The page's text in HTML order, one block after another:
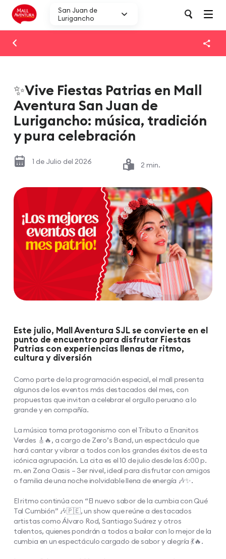
San Juan de
Lurigancho
✨Vive Fiestas Patrias en Mall
Aventura San Juan de
Lurigancho: música, tradición
y pura celebración​
1 de Julio del 2026 2 min.
Este julio, Mall Aventura SJL se convierte en el
punto de encuentro para disfrutar Fiestas
Patrias con experiencias llenas de ritmo,
cultura y diversión
Como parte de la programación especial, el mall presenta
algunos de los eventos más destacados del mes, con
propuestas que invitan a celebrar el orgullo peruano a lo
grande y en compañía.​
La música toma protagonismo con el Tributo a Enanitos
Verdes 🎸🔥, a cargo de Zero’s Band, un espectáculo que
hará cantar y vibrar a todos con los grandes éxitos de esta
icónica agrupación. La cita es el 10 de julio desde las 6:00 p.
m. en Zona Oasis – 3er nivel, ideal para disfrutar con amigos
o familia de una noche inolvidable llena de energía 🎶✨.​
El ritmo continúa con “El nuevo sabor de la cumbia con Qué
Tal Cumbión” 🎶🇵🇪, un show que reúne a destacados
artistas como Álvaro Rod, Santiago Suárez y otros
talentos, quienes pondrán a todos a bailar con lo mejor de la
cumbia en un espectáculo cargado de sabor y alegría 💃🔥.​